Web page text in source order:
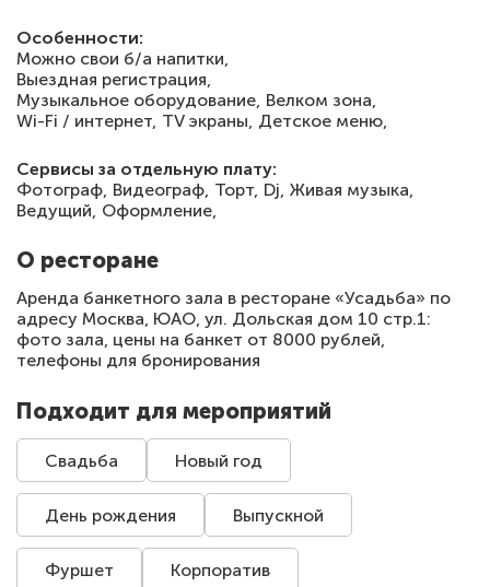
Особенности:
Можно свои б/а напитки,
Выездная регистрация,
Музыкальное оборудование, Велком зона,
Wi-Fi / интернет, TV экраны, Детское меню,
Сервисы за отдельную плату:
Фотограф, Видеограф, Торт, Dj, Живая музыка,
Ведущий, Оформление,
О ресторане
Аренда банкетного зала в ресторане «Усадьба» по
адресу Москва, ЮАО, ул. Дольская дом 10 стр.1:
фото зала, цены на банкет от 8000 рублей,
телефоны для бронирования
Подходит для мероприятий
Свадьба Новый год
День рождения Выпускной
Фуршет Корпоратив